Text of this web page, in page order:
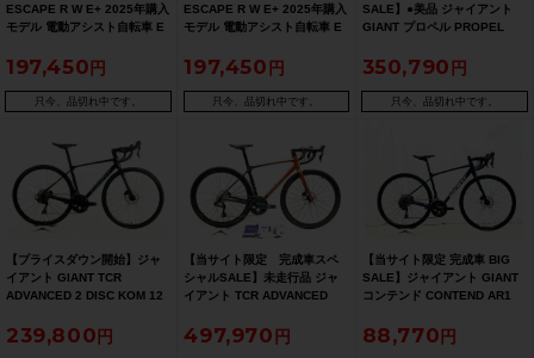
ESCAPE R W E+ 2025年購入
モデル 電動アシスト自転車 E
コーンホワイト（サイクルパ
ラダイス山口より配送)
197,450
只今、品切れ中です。
ESCAPE R W E+ 2025年購入
モデル 電動アシスト自転車 E
コーンホワイト（サイクルパ
ラダイス山口より発送）
197,450
只今、品切れ中です。
SALE】●美品 ジャイアント
GIANT プロペル PROPEL
ULTEGRA R8020 油圧 2021
年 カーボンロードバイク Sサ
イズ ブラック【期間限定 5/26
午前10時迄】
350,790
只今、品切れ中です。
【プライスダウン開始】ジャ
イアント GIANT TCR
ADVANCED 2 DISC KOM 12
ボンロードバイク XSサイズ
カーボン【お買い得SALE】
239,800
【当サイト限定 完成車スペ
シャルSALE】未走行品 ジャ
イアント TCR ADVANCED
電動Di2 2022年 カーボンロー
ドバイク 445(S)サイズ アンバ
497,970
【当サイト限定 完成車 BIG
SALE】ジャイアント GIANT
コンテンド CONTEND AR1
イズ ブルー【期間限定 5/26
午前10時迄】
88,770